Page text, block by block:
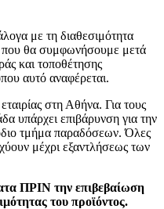
με τη διαθεσιμότητα
που θα συμφωνήσουμε μετά
και τοποθέτησης
αυτό αναφέρεται.
στη Αθήνα. Για τους
υπάρχει επιβάρυνση για την
τμήμα παραδόσεων. Όλες
μέχρι εξαντλήσεως των
ΠΡΙΝ την επιβεβαίωση
του προϊόντος.